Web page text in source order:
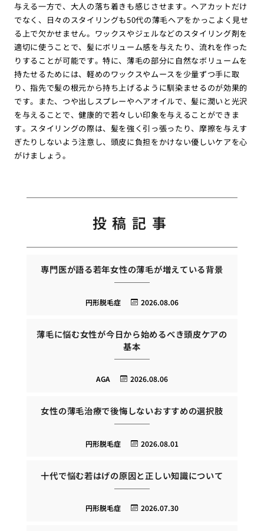
与える一方で、大人の落ち着きも感じさせます。ヘアカットだけ
でなく、日々のスタイリングも50代の薄毛ヘアをかっこよく見せ
る上で欠かせません。ワックスやジェルなどのスタイリング剤を
適切に使うことで、髪にボリューム感を与えたり、流れを作った
りすることが可能です。特に、薄毛の部分に自然なボリュームを
持たせるためには、軽めのワックスやムースを少量ずつ手に取
り、指先で髪の根元から持ち上げるように馴染ませるのが効果的
です。また、つや出しスプレーやヘアオイルで、髪に潤いと光沢
を与えることで、健康的で若々しい印象を与えることができま
す。スタイリングの際は、髪を強く引っ張ったり、摩擦を与えす
ぎたりしないよう注意し、頭皮に負担をかけない優しいケアを心
がけましょう。
投稿記事
専門医が語る若年女性の薄毛が増えている背景
2026.08.06
円形脱毛症
薄毛に悩む女性が今日から始めるべき頭皮ケアの
基本
2026.08.06
AGA
女性の薄毛治療で後悔しないおすすめの選択肢
2026.08.01
円形脱毛症
十代で悩む若はげの原因と正しい知識について
2026.07.30
円形脱毛症